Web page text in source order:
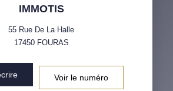
IMMOTIS
55 Rue De La Halle
17450 FOURAS
Voir le numéro